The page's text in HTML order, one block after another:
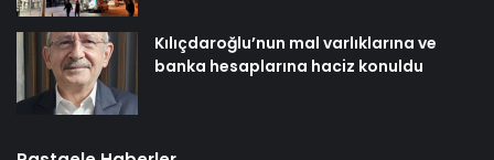
Kılıçdaroğlu’nun mal varlıklarına ve
banka hesaplarına haciz konuldu